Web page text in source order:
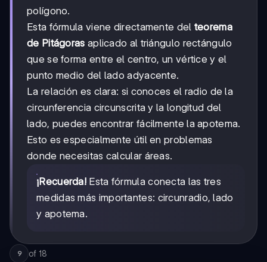
polígono.
Esta fórmula viene directamente del teorema
de Pitágoras aplicado al triángulo rectángulo
que se forma entre el centro, un vértice y el
punto medio del lado adyacente.
La relación es clara: si conoces el radio de la
circunferencia circunscrita y la longitud del
lado, puedes encontrar fácilmente la apotema.
Esto es especialmente útil en problemas
donde necesitas calcular áreas.
¡Recuerda! Esta fórmula conecta las tres
medidas más importantes: circunradio, lado
y apotema.
9 of 18